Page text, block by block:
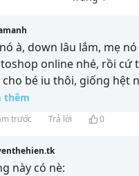
à, down lâu lắm, mẹ
online nhé, rồi cứ
cho bé iu thôi, giống hệt
thêm
trước Trả lời 0
này có nè: